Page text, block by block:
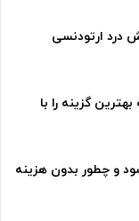
درد ارتودنسی
گزینه را با
و چطور بدون هزینه